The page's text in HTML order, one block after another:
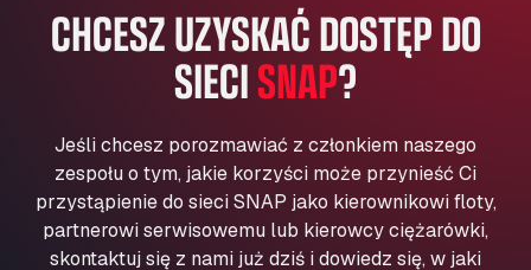
AP7 Salida 2, C/ Bassegoda, 4, 17700
Andamur Pamplona
A-15 Salida Imarcoain, 31119
Andamur San Roman II
Aut A1 Exit 385, 01207
Anglia Motel
Washway Road, PE12 8LT
Anpol Sp. z o.o.
Ul. Torunska 147, 85884
CHCESZ UZYSKAĆ DOSTĘP DO
SIECISNAP?
Jeśli chcesz porozmawiać z członkiem naszego
zespołu o tym, jakie korzyści może przynieść Ci
przystąpienie do sieci SNAP jako kierownikowi floty,
partnerowi serwisowemu lub kierowcy ciężarówki,
skontaktuj się z nami już dziś i dowiedz się, w jaki